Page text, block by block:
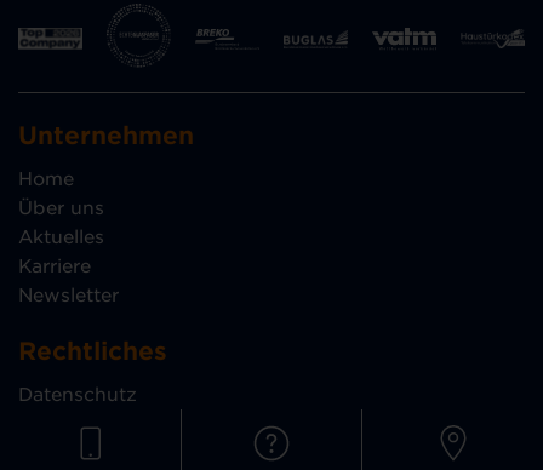
Unternehmen
Home
Über uns
Aktuelles
Karriere
Newsletter
Rechtliches
Datenschutz
Haustürkodex
Downloads